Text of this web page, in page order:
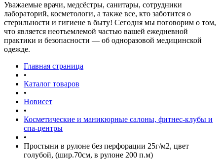
Уважаемые врачи, медсёстры, санитары, сотрудники
лабораторий, косметологи, а также все, кто заботится о
стерильности и гигиене в быту! Сегодня мы поговорим о том,
что является неотъемлемой частью вашей ежедневной
практики и безопасности — об одноразовой медицинской
одежде.
Главная страница
•
Каталог товаров
•
Новисет
•
Косметические и маникюрные салоны, фитнес-клубы и
спа-центры
•
Простыни в рулоне без перфорации 25г/м2, цвет
голубой, (шир.70см, в рулоне 200 п.м)